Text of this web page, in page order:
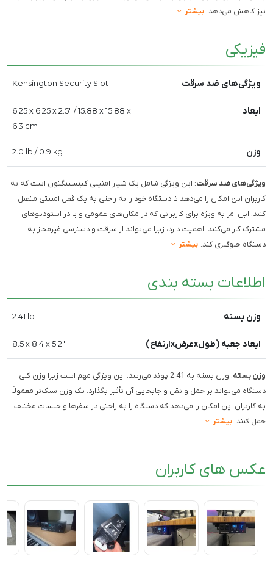
نیز کاهش می‌دهد. بیشتر
فیزیکی
ویژگی‌های ضد سرقت Kensington Security Slot
ابعاد
6.25 x 6.25 x 2.5" / 15.88 x 15.88 x
6.3 cm
وزن 2.0 lb / 0.9 kg
ویژگی‌های ضد سرقت: این ویژگی شامل یک شیار امنیتی کینسینگتون است که به
کاربران این امکان را می‌دهد تا دستگاه خود را به راحتی به یک قفل امنیتی متصل
کنند. این امر به ویژه برای کاربرانی که در مکان‌های عمومی و یا در استودیوهای
مشترک کار می‌کنند، اهمیت دارد، زیرا می‌تواند از سرقت و دسترسی غیرمجاز به
دستگاه جلوگیری کند. بیشتر
اطلاعات بسته بندی
وزن بسته 2.41 lb
ابعاد جعبه (طولxعرضxارتفاع) 8.5 x 8.4 x 5.2"
وزن بسته
: وزن بسته به 2.41 پوند می‌رسد. این ویژگی مهم است زیرا وزن کلی
دستگاه می‌تواند بر حمل و نقل و جابجایی آن تأثیر بگذارد. یک وزن سبک‌تر معمولاً
به کاربران این امکان را می‌دهد که دستگاه را به راحتی در سفرها و جلسات مختلف
حمل کنند. بیشتر
عکس های کاربران